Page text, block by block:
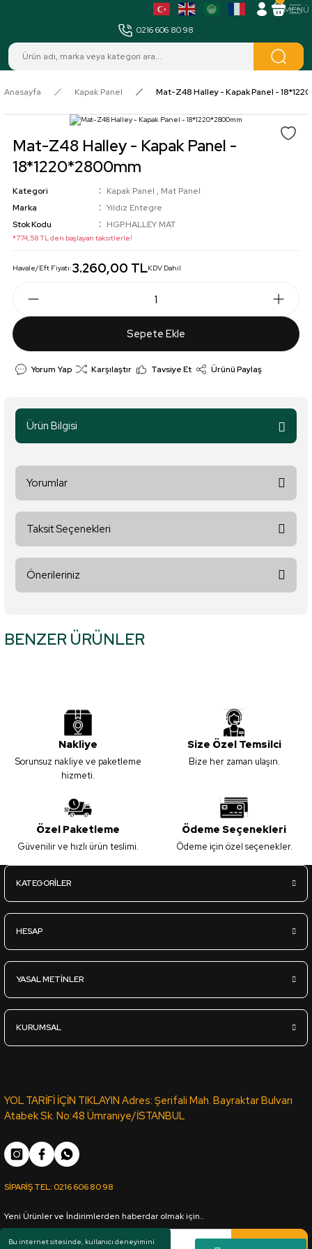
Bu internet sitesinde, kullanıcı deneyimini
0216 606 80 98
Anasayfa Kapak Panel Mat-Z48 Halley - Kapak Panel -
Mat-Z48 Halley - Kapak Panel -
18*1220*2800mm
Kategori Kapak Panel , Mat Panel
Marka
Yıldız Entegre
Stok Kodu
HGP.HALLEY MAT
*774,58 TL den başlayan taksitlerle!
Havale/Eft Fiyatı:3.260,00 TLKDV Dahil
Sepete Ekle
Yorum Yap Karşılaştır Tavsiye Et Ürünü Paylaş
Ürün Bilgisi
Yorumlar
Taksit Seçenekleri
Önerileriniz
tarafımıza iletebilirsiniz.
Ürün bilgilerinde hatalar bulunuyor.
Ürün fiyatı diğer sitelerden daha pahalı.
Bu ürüne benzer farklı alternatifler olmalı.
BENZER ÜRÜNLER
L.Acr-A05 Parlak Kaşmir - Lux Akrilik Panel - 18*1220*2800mm
3.670,00TL
L.Acr-068 Parlak Beyaz Lux Akrilik Panel - 18*1220*2800mm
3.670,00TL
L.Acr-237 Parlak Gri - Lux Akrilik Panel - 18*1220*2800mm
Nakliye
Sorunsuz nakliye ve paketleme
hizmeti.
Size Özel Temsilci
Bize her zaman ulaşın.
Özel Paketleme
Güvenilir ve hızlı ürün teslimi.
Ödeme Seçenekleri
Ödeme için özel seçenekler.
KATEGORİLER
HESAP
YASAL METİNLER
KURUMSAL
YOL TARİFİ İÇİN TIKLAYIN Adres: Şerifali Mah. Bayraktar Bulvarı
Atabek Sk. No:48 Ümraniye/İSTANBUL
SİPARİŞ TEL:0216 606 80 98
Yeni Ürünler ve İndirimlerden haberdar olmak için..
Kaydol